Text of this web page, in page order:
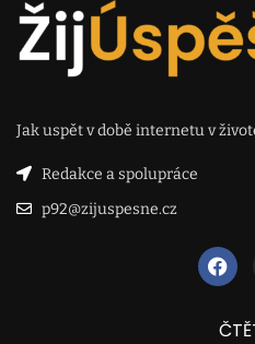
Jak uspět v době internetu v
Redakce a spolupráce
p92@zijuspesne.cz